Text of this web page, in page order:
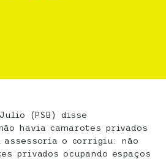
(PSB) disse
havia camarotes privados
assessoria o corrigiu: não
privados ocupando espaços